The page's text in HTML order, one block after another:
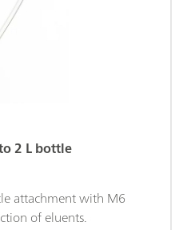
2 L bottle
attachment with M6
of eluents.